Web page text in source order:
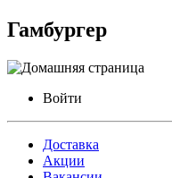
Гамбургер
Войти
Доставка
Акции